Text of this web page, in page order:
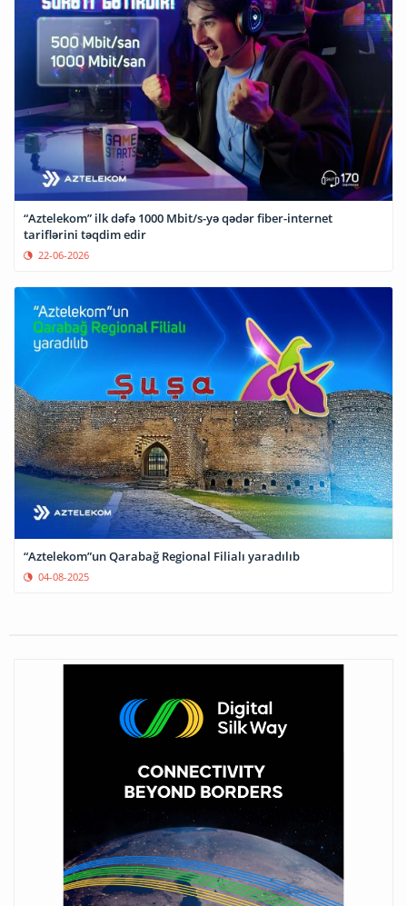
“Aztelekom” ilk dəfə 1000 Mbit/s-yə qədər fiber-internet
tariflərini təqdim edir
22-06-2026
“Aztelekom”un Qarabağ Regional Filialı yaradılıb
04-08-2025